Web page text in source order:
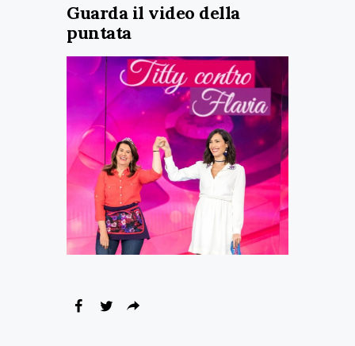
Guarda il video della
puntata